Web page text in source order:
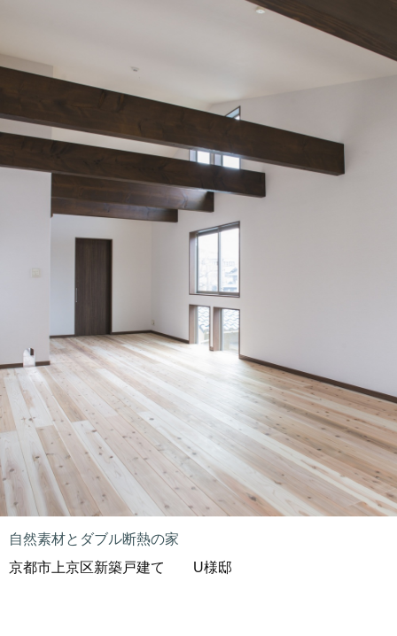
自然素材とダブル断熱の家
京都市上京区新築戸建て U様邸